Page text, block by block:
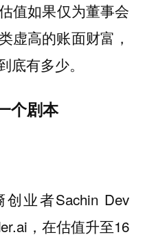
值如果仅为董事会
虚高的账面财富，
底有多少。
个剧本
业者Sachin Dev
，在估值升至16